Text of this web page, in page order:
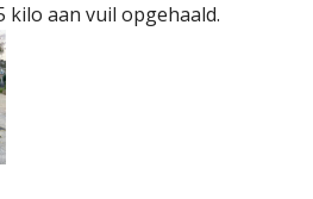
kilo aan vuil opgehaald.